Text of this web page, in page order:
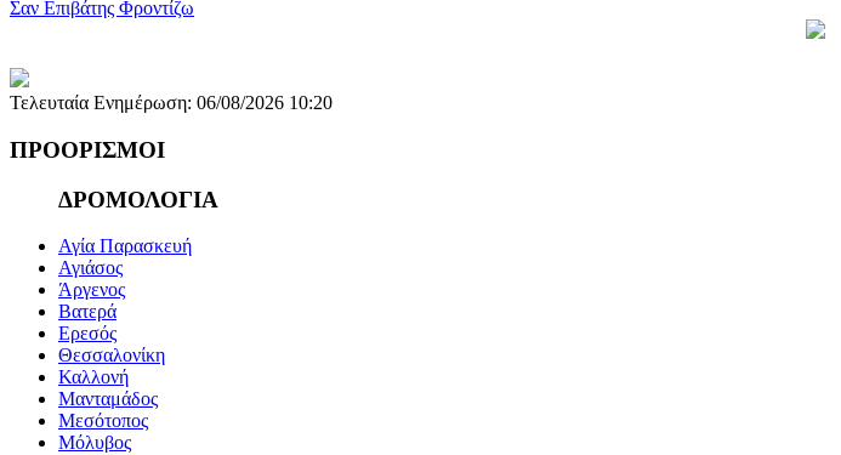
Σαν Επιβάτης Φροντίζω
Τελευταία Ενημέρωση: 06/08/2026 10:20
ΠΡΟΟΡΙΣΜΟΙ
ΔΡΟΜΟΛΟΓΙΑ
Αγία Παρασκευή
Αγιάσος
Άργενος
Βατερά
Ερεσός
Θεσσαλονίκη
Καλλονή
Μανταμάδος
Μεσότοπος
Μόλυβος